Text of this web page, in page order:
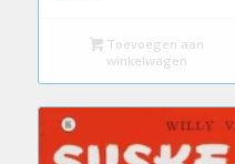
Toevoegen aan
winkelwagen